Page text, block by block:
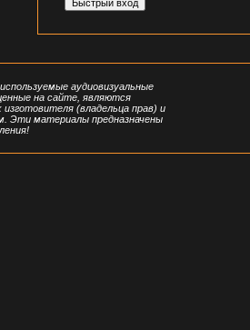
аудиовизуальные
на сайте, являются
(владельца прав) и
Эти материалы предназначены